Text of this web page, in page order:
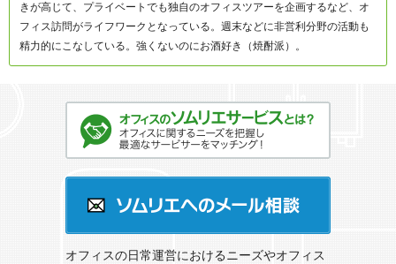
きが高じて、プライベートでも独自のオフィスツアーを企画するなど、オ
フィス訪問がライフワークとなっている。週末などに非営利分野の活動も
精力的にこなしている。強くないのにお酒好き（焼酎派）。
オフィスの日常運営におけるニーズやオフィス